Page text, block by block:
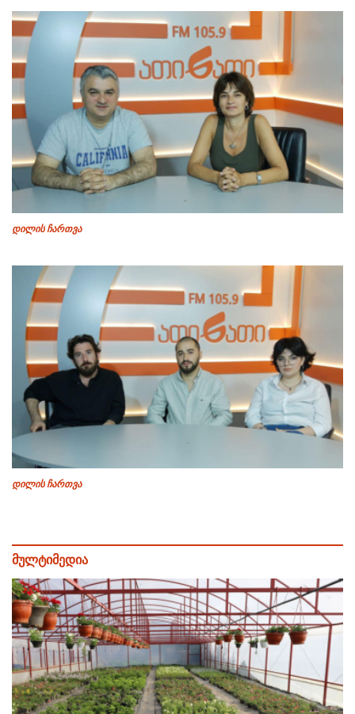
დილის ჩართვა
დილის ჩართვა
მულტიმედია